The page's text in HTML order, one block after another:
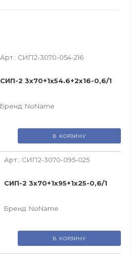
Арт.: СИП2-3070-054-216
СИП-2 3х70+1х54.6+2х16-0,6/1
Бренд: NoName
В КОРЗИНУ
Арт.: СИП2-3070-095-025
СИП-2 3х70+1х95+1х25-0,6/1
Бренд: NoName
В КОРЗИНУ